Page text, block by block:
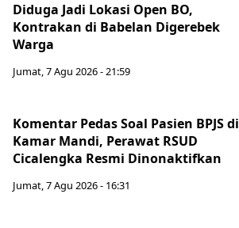
Diduga Jadi Lokasi Open BO,
Kontrakan di Babelan Digerebek
Warga
Jumat, 7 Agu 2026 - 21:59
Komentar Pedas Soal Pasien BPJS di
Kamar Mandi, Perawat RSUD
Cicalengka Resmi Dinonaktifkan
Jumat, 7 Agu 2026 - 16:31